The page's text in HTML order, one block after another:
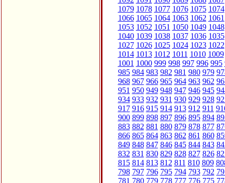
1079 1078 1077 1076 1075 1074
1066 1065 1064 1063 1062 1061
1053 1052 1051 1050 1049 1048
1040 1039 1038 1037 1036 1035
1027 1026 1025 1024 1023 1022
1014 1013 1012 1011 1010 1009
1001 1000 999 998 997 996 995
985 984 983 982 981 980 979
968 967 966 965 964 963 962
951 950 949 948 947 946 945
934 933 932 931 930 929 928
917 916 915 914 913 912 911
900 899 898 897 896 895 894
883 882 881 880 879 878 877
866 865 864 863 862 861 860
849 848 847 846 845 844 843
832 831 830 829 828 827 826
815 814 813 812 811 810 809
798 797 796 795 794 793 792
781 780 779 778 777 776 775